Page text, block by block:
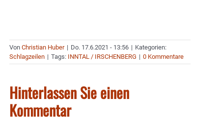
Von Christian Huber | Do. 17.6.2021 - 13:56 | Kategorien:
Schlagzeilen | Tags: INNTAL / IRSCHENBERG | 0 Kommentare
Hinterlassen Sie einen
Kommentar